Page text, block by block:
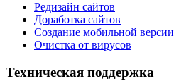
Редизайн сайтов
Доработка сайтов
Создание мобильной версии
Очистка от вирусов
Техническая поддержка